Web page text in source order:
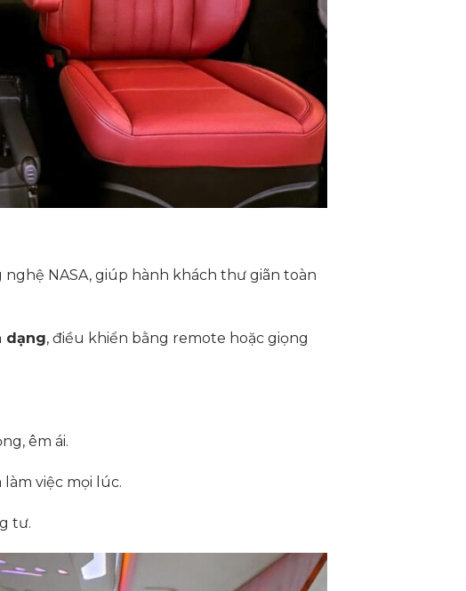
nghệ NASA, giúp hành khách thư giãn toàn
dạng, điều khiển bằng remote hoặc giọng
êm ái.
việc mọi lúc.
tư.